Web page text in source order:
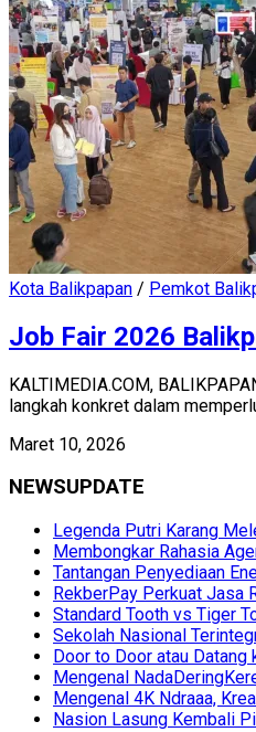
Kota Balikpapan / Pemkot
Job Fair 2026
KALTIMEDIA.COM,
langkah konkret dalam
Maret 10, 2026
NEWSUPDATE
Legenda Putri Karang
Membongkar Rahasia
Tantangan Penyediaan
RekberPay Perkuat Jasa
Standard Tooth vs Tiger
Sekolah Nasional
Door to Door atau Datang
Mengenal
Mengenal 4K Ndraaa,
Nasion Lasung Kembali